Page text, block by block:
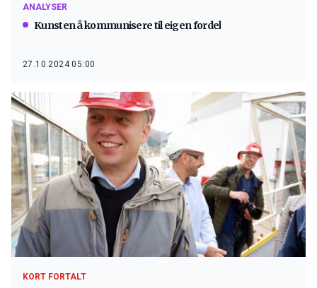
ANALYSER
Kunsten å kommunisere til eigen fordel
27.10.2024 05:00
KORT FORTALT